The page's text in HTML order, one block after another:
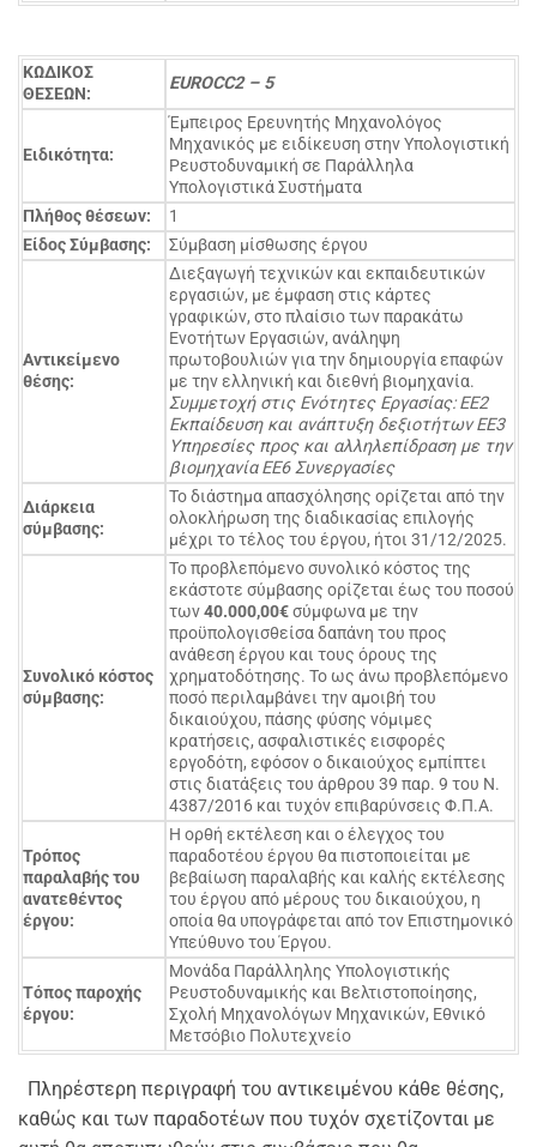
ΚΩΔΙΚΟΣ
ΘΕΣΕΩΝ:
EUROCC2 – 5
Ειδικότητα:
Έμπειρος Ερευνητής Μηχανολόγος
Μηχανικός με ειδίκευση στην Υπολογιστική
Ρευστοδυναμική σε Παράλληλα
Υπολογιστικά Συστήματα
Πλήθος θέσεων:
1
Είδος Σύμβασης:
Σύμβαση μίσθωσης έργου
Αντικείμενο
θέσης:
Διεξαγωγή τεχνικών και εκπαιδευτικών
εργασιών, με έμφαση στις κάρτες
γραφικών, στο πλαίσιο των παρακάτω
Ενοτήτων Εργασιών, ανάληψη
πρωτοβουλιών για την δημιουργία επαφών
με την ελληνική και διεθνή βιομηχανία.
Συμμετοχή στις Ενότητες Εργασίας: EE2
Εκπαίδευση και ανάπτυξη δεξιοτήτων EE3
Υπηρεσίες προς και αλληλεπίδραση με την
βιομηχανία EE6 Συνεργασίες
Διάρκεια
σύμβασης:
Το διάστημα απασχόλησης ορίζεται από την
ολοκλήρωση της διαδικασίας επιλογής
μέχρι το τέλος του έργου, ήτοι 31/12/2025.
Συνολικό κόστος
σύμβασης:
Το προβλεπόμενο συνολικό κόστος της
εκάστοτε σύμβασης ορίζεται έως του ποσού
των40.000,00€σύμφωνα με την
προϋπολογισθείσα δαπάνη του προς
ανάθεση έργου και τους όρους της
χρηματοδότησης. Το ως άνω προβλεπόμενο
ποσό περιλαμβάνει την αμοιβή του
δικαιούχου, πάσης φύσης νόμιμες
κρατήσεις, ασφαλιστικές εισφορές
εργοδότη, εφόσον ο δικαιούχος εμπίπτει
στις διατάξεις του άρθρου 39 παρ. 9 του Ν.
4387/2016 και τυχόν επιβαρύνσεις Φ.Π.Α.
Τρόπος
παραλαβής του
ανατεθέντος
έργου:
Η ορθή εκτέλεση και ο έλεγχος του
παραδοτέου έργου θα πιστοποιείται με
βεβαίωση παραλαβής και καλής εκτέλεσης
του έργου από μέρους του δικαιούχου, η
οποία θα υπογράφεται από τον Επιστημονικό
Υπεύθυνο του Έργου.
Τόπος παροχής
έργου:
Μονάδα Παράλληλης Υπολογιστικής
Ρευστοδυναμικής και Βελτιστοποίησης,
Σχολή Μηχανολόγων Μηχανικών, Εθνικό
Μετσόβιο Πολυτεχνείο
Πληρέστερη περιγραφή του αντικειμένου κάθε θέσης,
καθώς και των παραδοτέων που τυχόν σχετίζονται με